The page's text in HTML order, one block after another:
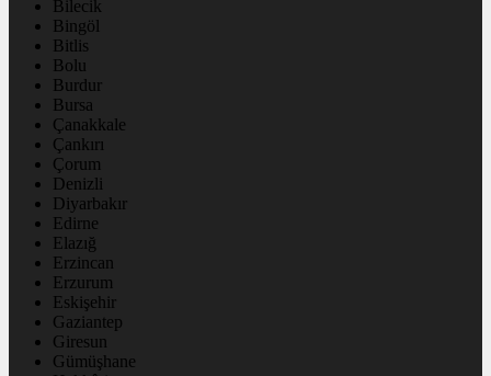
Bilecik
Bingöl
Bitlis
Bolu
Burdur
Bursa
Çanakkale
Çankırı
Çorum
Denizli
Diyarbakır
Edirne
Elazığ
Erzincan
Erzurum
Eskişehir
Gaziantep
Giresun
Gümüşhane